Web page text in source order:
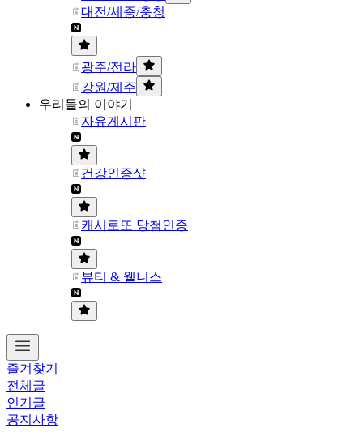
대전/세종/충청
광주/전라
강원/제주
우리들의 이야기
자유게시판
건강인증샷
캐시로또 당첨인증
뷰티 & 웰니스
즐겨찾기
전체글
인기글
공지사항